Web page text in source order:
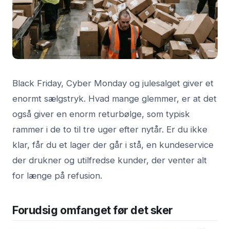
Black Friday, Cyber Monday og julesalget giver et
enormt sælgstryk. Hvad mange glemmer, er at det
også giver en enorm returbølge, som typisk
rammer i de to til tre uger efter nytår. Er du ikke
klar, får du et lager der går i stå, en kundeservice
der drukner og utilfredse kunder, der venter alt
for længe på refusion.
Forudsig omfanget før det sker